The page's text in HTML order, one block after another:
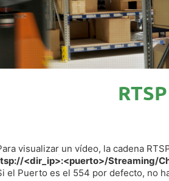
visualizar un vídeo, la cadena
<dir_ip>:<puerto>/Streaming/
el Puerto es el 554 por defecto, no